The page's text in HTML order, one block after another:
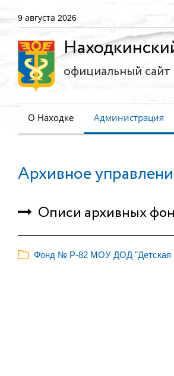
9 августа 2026
официальный сайт
О Находке Администрация
Архивное
Описи архивных
Фонд № Р-82 МОУ ДОД "Детская